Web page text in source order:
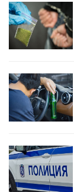
Бойко Борисов
протести
Народно
Фолклор